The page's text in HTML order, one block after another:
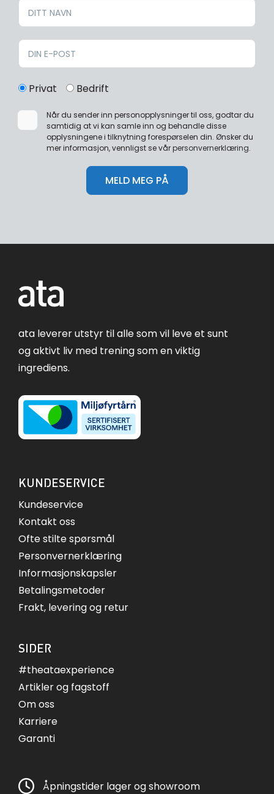
Privat Bedrift
Når du sender inn personopplysninger til oss, godtar du
samtidig at vi kan samle inn og behandle disse
opplysningene i tilknytning forespørselen din. Ønsker du
mer informasjon, vennligst se vårpersonvernerklæring.
ata leverer utstyr til alle som vil leve et sunt
og aktivt liv med trening som en viktig
ingrediens.
KUNDESERVICE
Kundeservice
Kontakt oss
Ofte stilte spørsmål
Personvernerklæring
Informasjonskapsler
Betalingsmetoder
Frakt, levering og retur
SIDER
#theataexperience
Artikler og fagstoff
Om oss
Karriere
Garanti
Åpningstider lager og showroom